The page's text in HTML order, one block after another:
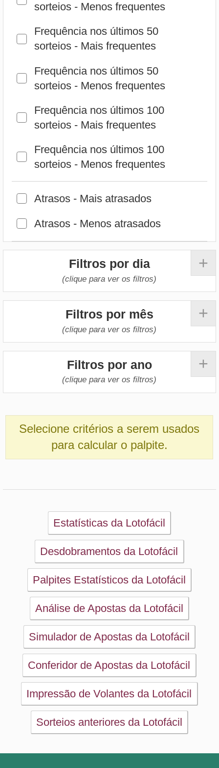
Frequência nos últimos 100
sorteios - Mais frequentes
Frequência nos últimos 100
Atrasos - Mais atrasados
Atrasos - Menos atrasados
Filtros por dia
(clique para ver os filtros)
Filtros por mês
+
Filtros por ano
Selecione critérios a serem usados
para calcular o palpite.
Estatísticas da Lotofácil
Palpites Estatísticos da Lotofácil
Análise de Apostas da Lotofácil
Conferidor de Apostas da Lotofácil
Impressão de Volantes da Lotofácil
Sorteios anteriores da Lotofácil
PRINCIPAL
Início
eBooks
Artigos
Estatísticas
Conferidor